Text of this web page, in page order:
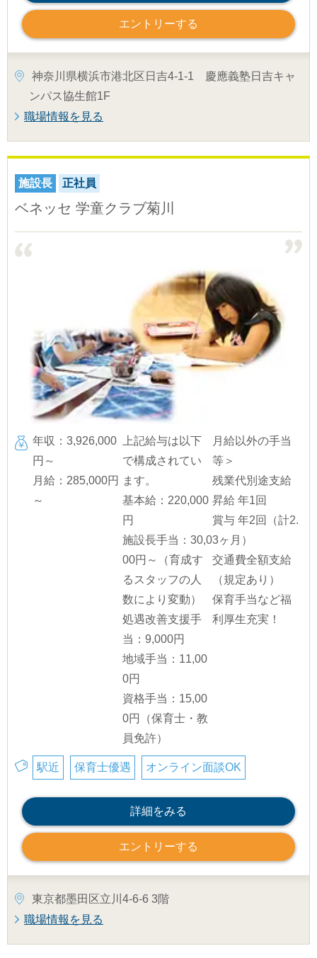
エントリーする
神奈川県横浜市港北区日吉4-1-1 慶應義塾日吉キャ
ンパス協生館1F
職場情報を見る
施設長 正社員
ベネッセ 学童クラブ菊川
年収：3,926,000
円～
月給：285,000円
～
上記給与は以下
で構成されてい
ます。
基本給：220,000
円
施設長手当：30,0
00円～（育成す
るスタッフの人
数により変動）
処遇改善支援手
当：9,000円
地域手当：11,00
0円
資格手当：15,00
0円（保育士・教
員免許）
月給以外の手当
等＞
残業代別途支給
昇給 年1回
賞与 年2回（計2.
3ヶ月）
交通費全額支給
（規定あり）
保育手当など福
利厚生充実！
駅近 保育士優遇 オンライン面談OK
詳細をみる
エントリーする
東京都墨田区立川4-6-6 3階
職場情報を見る